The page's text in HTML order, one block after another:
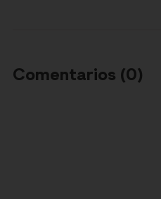
Comentarios (0)